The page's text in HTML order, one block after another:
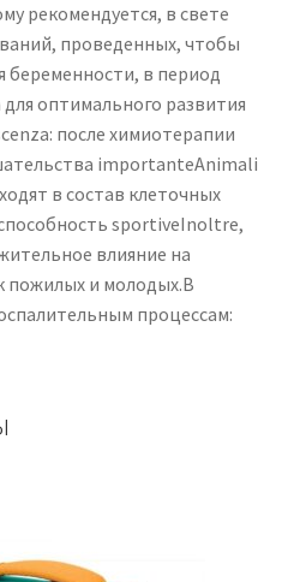
рекомендуется, в свете
проведенных, чтобы
беременности, в период
оптимального развития
после химиотерапии
importanteAnimali
в состав клеточных
sportiveInoltre,
влияние на
пожилых и молодых.В
процессам: